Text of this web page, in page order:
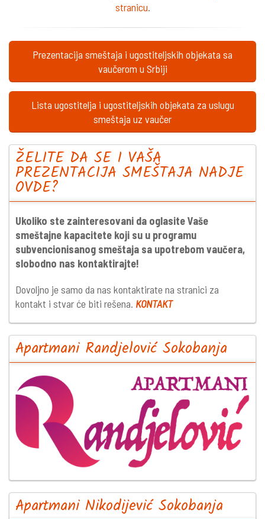
stranicu.
Prezentacija smeštaja i ugostiteljskih objekata sa
vaučerom u Srbiji
Lista ugostitelja i ugostiteljskih objekata za uslugu
smeštaja uz vaučer
ŽELITE DA SE I VAŠA
PREZENTACIJA SMEŠTAJA NADJE
OVDE?
Ukoliko ste zainteresovani da oglasite Vaše
smeštajne kapacitete koji su u programu
subvencionisanog smeštaja sa upotrebom vaučera,
slobodno nas kontaktirajte!
Dovoljno je samo da nas kontaktirate na stranici za
kontakt i stvar će biti rešena. KONTAKT
Apartmani Randjelović Sokobanja
Apartmani Nikodijević Sokobanja